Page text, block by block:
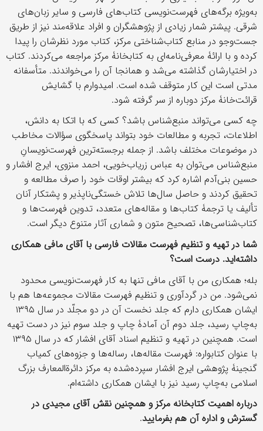
به‌ویژه برگه‌های فهرست‌نویسی کتاب‌های فارسی و سایر زبان‌های
شرقی. پیشتر شمار زیادی از پژوهشگران و افراد علاقه‌مند نیز از طریق
جست‌وجو در منابع کتاب‌شناختی مرکز، کتاب مورد نظرشان را پیدا
کرده و با ارائۀ معرفی‌نامه‌ای به کتابخانۀ مرکز مراجعه می‌کردند. کتاب
در اختیارشان گذاشته می‌شد و همانجا آن را می‌خواندند. متأسفانه
مدتی است این کار متوقف شده است. امیدوارم با گشایش
قرائت‌خانۀ مرکز دوباره از سر گرفته شود.
چه کسی می‌تواند منبع‌شناس باشد؟ کسی که با اتکا به دانش،
اطلاعات، تجربه و مطالعات خود بتواند پاسخگوی سؤالات مخاطب
در موضوعات مختلف باشد. از جمله برجسته‌ترین فهرست‌نویسانِ
منبع‌شناس می‌‎توان به عباس زریاب‌خویی، احمد منزوی، ایرج افشار و
حسین بنی‌آدم اشاره کرد که بیشتر اوقات خود را صرف مطالعه و
تحقیق کردند و حاصل سال‌ها تلاش خستگی‌ناپذیر و پشتکار آنان
تألیف یا ترجمۀ کتاب‌ها و مقاله‌های متعدد، تدوین فهرست‌ها و
کتاب‌شناسی‌ها، تصحیح متون و شماری آثار متنوع دیگر است.
شما در تهیه و تنظیم فهرست مقالات فارسی با آقای مافی همکاری
داشته‌اید. درست است؟
بله؛ همکاری من با آقای مافی تنها به کار فهرست‌نویسی محدود
نمی‌شود. من در گردآوری و تنظیم فهرست مقالات مجموعه‌ها هم با
ایشان همکاری دارم که جلد نخست آن در دو مجلّد در سال ۱۳۹۵
به‌چاپ رسید، جلد دوم آن آمادۀ چاپ و جلد سوم نیز در دست تهیه
است. همچنین در تهیه و تنظیم اسناد آقای افشار که در سال ۱۳۹۵
با عنوان کتابواره: فهرست مقاله‌ها، رساله‌ها و جزوه‌های کمیاب
گنجینۀ پژوهشی ایرج افشار سپرده‌شده به مرکز دائرة‌المعارف بزرگ
اسلامی به‌چاپ رسید نیز با ایشان همکاری داشته‌ام.
دربارۀ اهمیت کتابخانۀ مرکز و همچنین نقش آقای مجیدی در
گسترش و ادارۀ آن هم بفرمایید.